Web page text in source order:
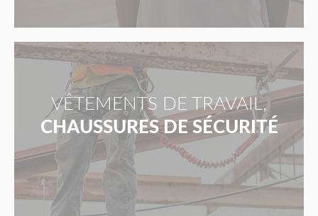
VÊTEMENTS DE TRAVAIL,
CHAUSSURES DE SÉCURITÉ